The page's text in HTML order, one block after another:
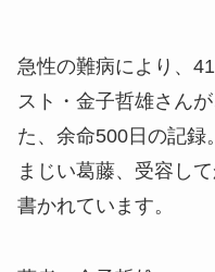
急性の難病により、
スト・金子哲雄さん
た、余命500日の記録
まじい葛藤、受容し
書かれています。